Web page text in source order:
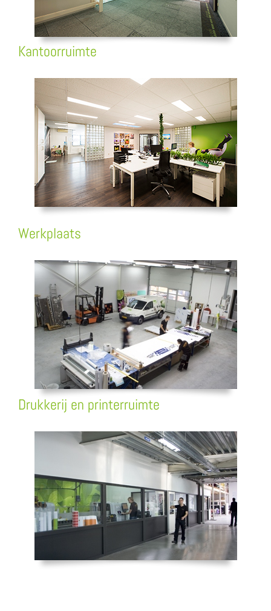
Kantoorruimte
Werkplaats
Drukkerij en printerruimte